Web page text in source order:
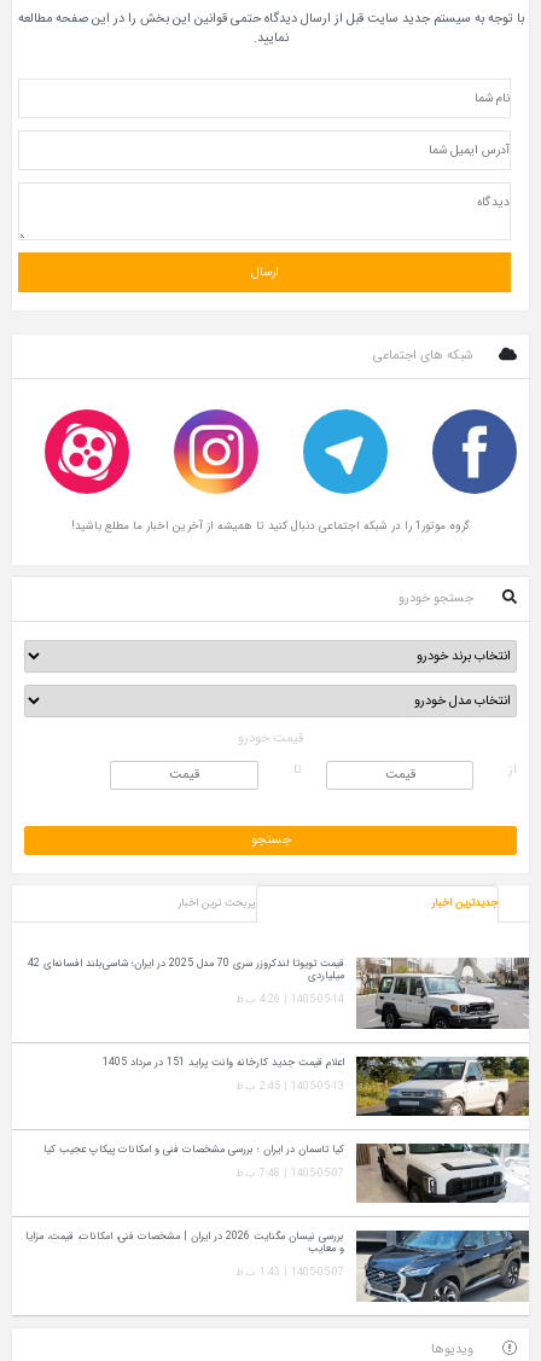
با توجه به سیستم جدید سایت قبل از ارسال دیدگاه حتمی قوانین این بخش را در این صفحه مطالعه
نمایید.
شبکه های اجتماعی
گروه موتور1 را در شبکه اجتماعی دنبال کنید تا همیشه از آخرین اخبار ما مطلع باشید!
جستجو خودرو
قیمت خودرو
از
تا
جدیدترین اخبار پربحث ترین اخبار
قیمت تویوتا لندکروزر سری 70 مدل 2025 در ایران؛ شاسی‌بلند افسانه‌ای 42
میلیاردی
1405-05-14 | 4:26 ب.ظ
اعلام قیمت جدید کارخانه وانت پراید 151 در مرداد 1405
1405-05-13 | 2:45 ب.ظ
کیا تاسمان در ایران ؛ بررسی مشخصات فنی و امکانات پیکاپ عجیب کیا
1405-05-07 | 7:48 ب.ظ
بررسی نیسان مگنایت 2026 در ایران | مشخصات فنی، امکانات، قیمت، مزایا
و معایب
1405-05-07 | 1:43 ب.ظ
ویدیوها